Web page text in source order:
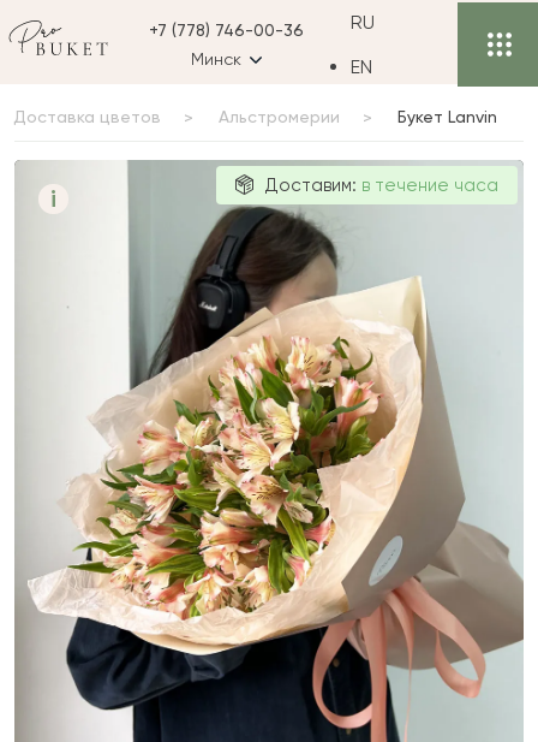
+7 (778) 746-00-36
Минск
RU
EN
Доставка цветов Альстромерии Букет Lanvin
i
Букет Lanvin Доставим: в течение часа